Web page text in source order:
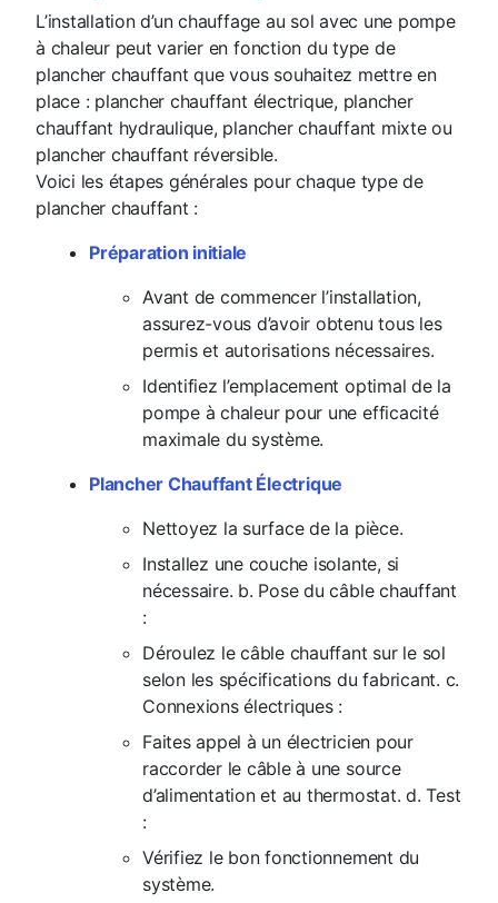
L’installation d’un chauffage au sol avec une pompe
à chaleur peut varier en fonction du type de
plancher chauffant que vous souhaitez mettre en
place : plancher chauffant électrique, plancher
chauffant hydraulique, plancher chauffant mixte ou
plancher chauffant réversible.
Voici les étapes générales pour chaque type de
plancher chauffant :
Préparation initiale
Avant de commencer l’installation,
assurez-vous d’avoir obtenu tous les
permis et autorisations nécessaires.
Identifiez l’emplacement optimal de la
pompe à chaleur pour une efficacité
maximale du système.
Plancher Chauffant Électrique
Nettoyez la surface de la pièce.
Installez une couche isolante, si
nécessaire. b. Pose du câble chauffant
:
Déroulez le câble chauffant sur le sol
selon les spécifications du fabricant. c.
Connexions électriques :
Faites appel à un électricien pour
raccorder le câble à une source
d’alimentation et au thermostat. d. Test
:
Vérifiez le bon fonctionnement du
système.